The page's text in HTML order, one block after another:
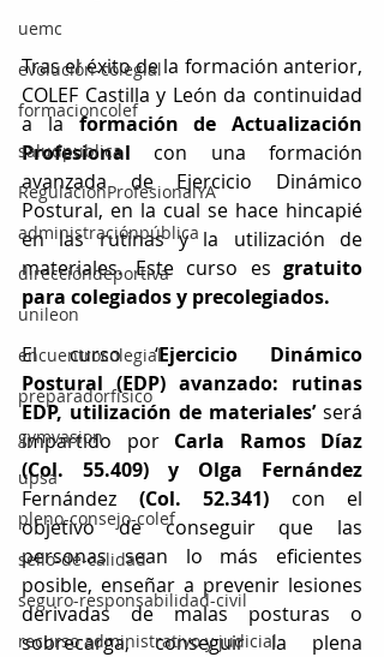
uemc
evolución-colegial
formacioncolef
saludpublica
RegulacionProfesionalYA
administraciónpública
direccióndeportiva
unileon
encuentrocolegial
preparadorfísico
gymvasion
upsa
pleno-consejo-colef
sello-de-calidad
seguro-responsabilidad-civil
recurso administrativo y judicial
Tras el éxito de la formación anterior,
COLEF Castilla y León da continuidad
a la formación de Actualización
Profesional con una formación
avanzada de Ejercicio Dinámico
Postural, en la cual se hace hincapié
en las rutinas y la utilización de
materiales. Este curso es gratuito
para colegiados y precolegiados.
El curso ‘Ejercicio Dinámico
Postural (EDP) avanzado: rutinas
EDP, utilización de materiales’ será
impartido por Carla Ramos Díaz
Fernández (Col. 52.341) con el
objetivo de conseguir que las
personas sean lo más eficientes
posible, enseñar a prevenir lesiones
derivadas de malas posturas o
sobrecarga, conseguir la plena